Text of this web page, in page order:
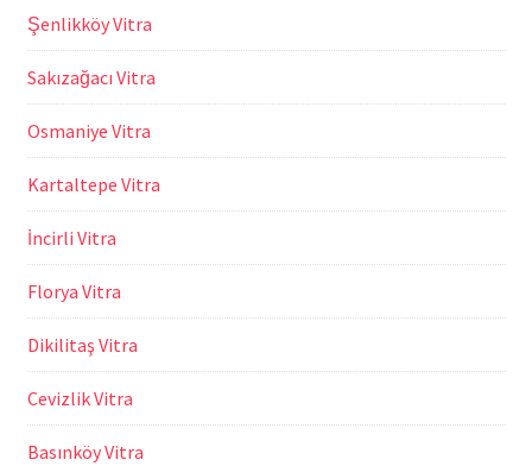
Şenlikköy Vitra
Sakızağacı Vitra
Osmaniye Vitra
Kartaltepe Vitra
İncirli Vitra
Florya Vitra
Dikilitaş Vitra
Cevizlik Vitra
Basınköy Vitra